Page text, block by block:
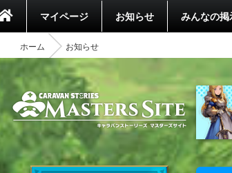
マイページ お知らせ みんなの掲
ホーム お知らせ